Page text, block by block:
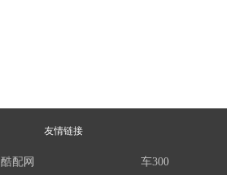
友情链接
酷配网
车300